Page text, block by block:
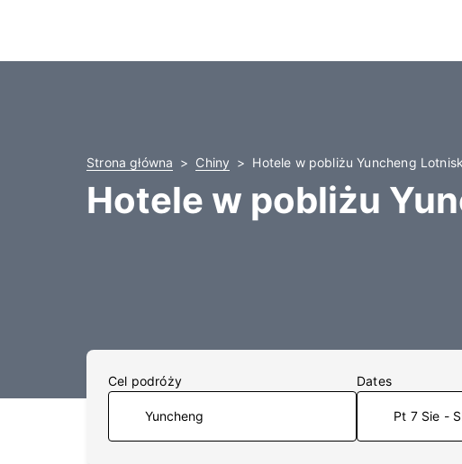
Strona główna Chiny Hotele w pobliżu Yuncheng
Hotele w pobliżu
Cel podróży Dates
Pt 7 Sie -